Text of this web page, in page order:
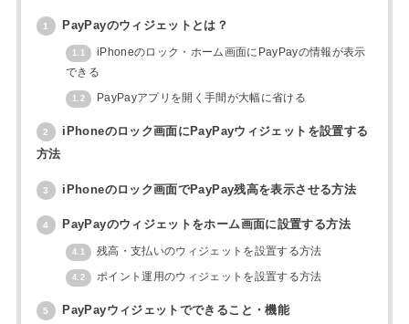
1 PayPayのウィジェットとは？
1.1
iPhoneのロック・ホーム画面にPayPayの情報が表示
できる
1.2 PayPayアプリを開く手間が大幅に省ける
2
iPhoneのロック画面にPayPayウィジェットを設置する
方法
3 iPhoneのロック画面でPayPay残高を表示させる方法
4 PayPayのウィジェットをホーム画面に設置する方法
4.1 残高・支払いのウィジェットを設置する方法
4.2 ポイント運用のウィジェットを設置する方法
5 PayPayウィジェットでできること・機能